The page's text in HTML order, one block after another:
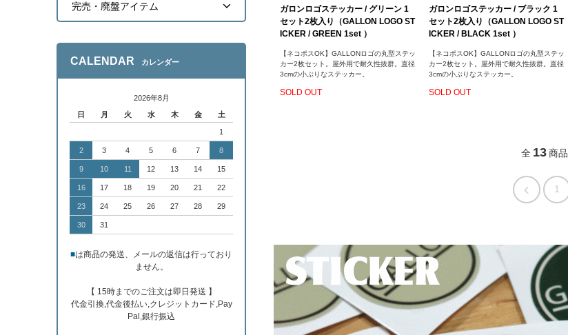
ガロンロゴステッカー / グリーン 1
セット2枚入り（GALLON LOGO ST
ICKER / GREEN 1set ）
【ネコポスOK】GALLONロゴの丸型ステッ
カー2枚セット。屋外用で耐久性抜群。直径
3cmの小ぶりなステッカー。
SOLD OUT
ガロンロゴステッカー / ブラック 1
セット2枚入り（GALLON LOGO ST
ICKER / BLACK 1set ）
【ネコポスOK】GALLONロゴの丸型ステッ
カー2枚セット。屋外用で耐久性抜群。直径
3cmの小ぶりなステッカー。
SOLD OUT
全 13商品
1
完売・廃盤アイテム
CALENDAR カレンダー
2026年8月
日
月 火 水 木 金 土
1
2 3 4 5 6 7 8
9 10 11 12 13 14 15
16 17 18 19 20 21 22
23 24 25 26 27 28 29
30 31
■は商品の発送、メールの返信は行っており
ません。
【 15時までのご注文は即日発送 】
代金引換,代金後払い,クレジットカード,Pay
Pal,銀行振込